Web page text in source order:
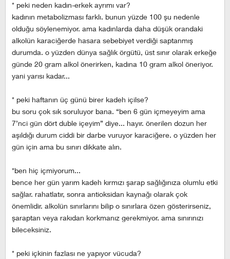
* peki neden kadın-erkek ayrımı var?
kadının metabolizması farklı. bunun yüzde 100 şu nedenle
olduğu söylenemiyor. ama kadınlarda daha düşük orandaki
alkolün karaciğerde hasara sebebiyet verdiği saptanmış
durumda. o yüzden dünya sağlık örgütü, üst sınır olarak erkeğe
günde 20 gram alkol önerirken, kadına 10 gram alkol öneriyor.
yani yarısı kadar...
* peki haftanın üç günü birer kadeh içilse?
bu soru çok sık soruluyor bana. “ben 6 gün içmeyeyim ama
7’nci gün dört duble içeyim” diye... hayır. önerilen dozun her
aşıldığı durum ciddi bir darbe vuruyor karaciğere. o yüzden her
gün için ama bu sınırı dikkate alın.
*ben hiç içmiyorum...
bence her gün yarım kadeh kırmızı şarap sağlığınıza olumlu etki
sağlar. rahatlatır, sonra antioksidan kaynağı olarak çok
önemlidir. alkolün sınırlarını bilip o sınırlara özen gösterirseniz,
şaraptan veya rakıdan korkmanız gerekmiyor. ama sınırınızı
bileceksiniz.
* peki içkinin fazlası ne yapıyor vücuda?